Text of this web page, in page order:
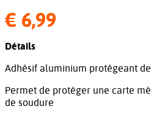
€ 6,99
Détails
Adhésif aluminium protégeant
Permet de protéger une carte
de soudure